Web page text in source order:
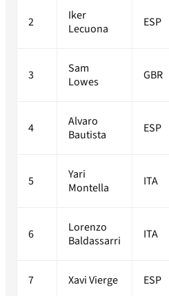
2
Iker
Lecuona
ESP
3
Sam
Lowes
GBR
4
Alvaro
Bautista
ESP
5
Yari
Montella
ITA
6
Lorenzo
Baldassarri
ITA
7 Xavi Vierge ESP